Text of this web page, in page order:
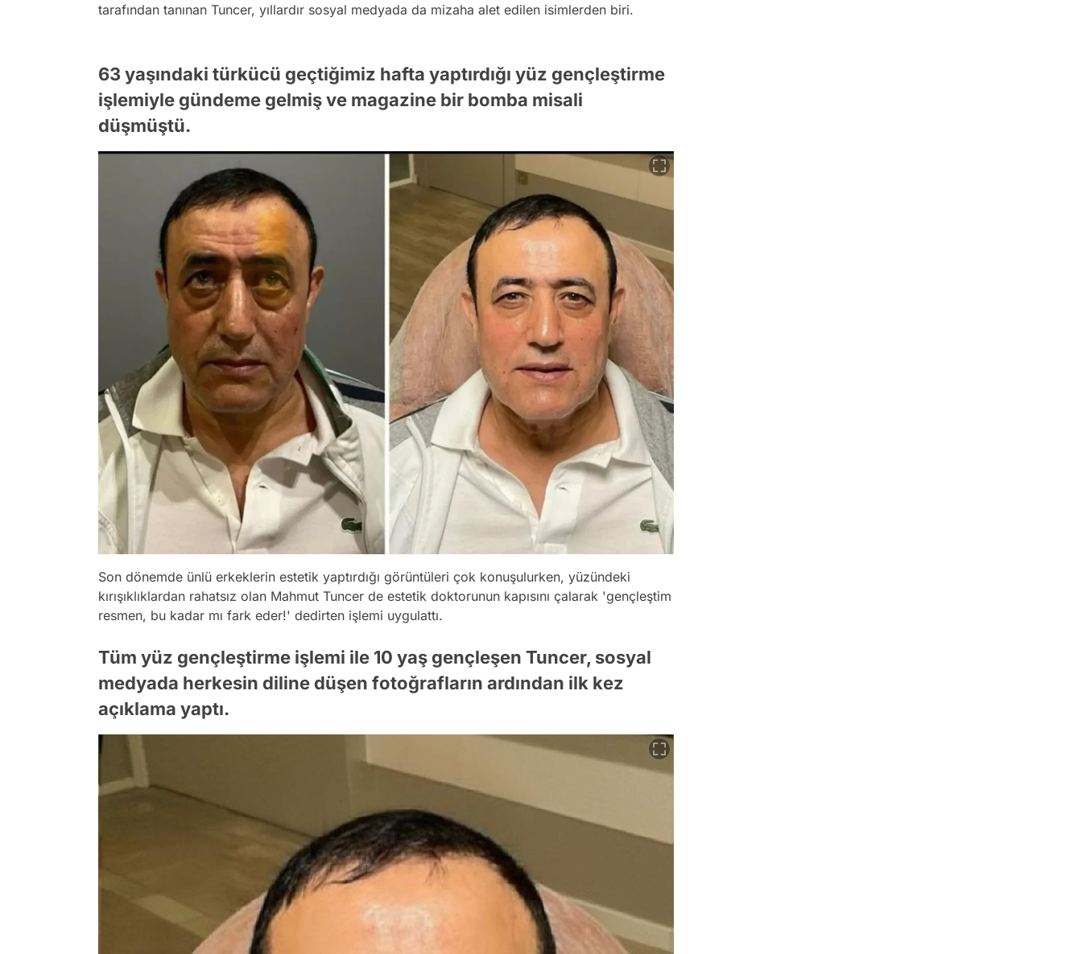
tarafından tanınan Tuncer, yıllardır sosyal medyada da mizaha alet edilen isimlerden biri.
63 yaşındaki türkücü geçtiğimiz hafta yaptırdığı yüz gençleştirme
işlemiyle gündeme gelmiş ve magazine bir bomba misali
düşmüştü.
Son dönemde ünlü erkeklerin estetik yaptırdığı görüntüleri çok konuşulurken, yüzündeki
kırışıklıklardan rahatsız olan Mahmut Tuncer de estetik doktorunun kapısını çalarak 'gençleştim
resmen, bu kadar mı fark eder!' dedirten işlemi uygulattı.
Tüm yüz gençleştirme işlemi ile 10 yaş gençleşen Tuncer, sosyal
medyada herkesin diline düşen fotoğrafların ardından ilk kez
açıklama yaptı.